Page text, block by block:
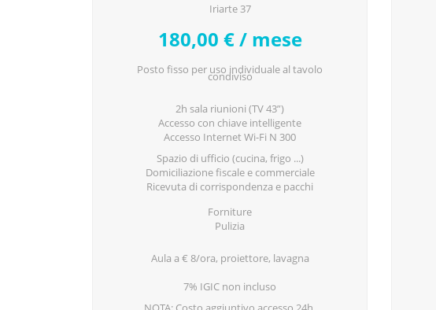
Iriarte 37
180,00 € / mese
Posto fisso per uso individuale al tavolo
condiviso
2h sala riunioni (TV 43”)
Accesso con chiave intelligente
Accesso Internet Wi-Fi N 300
Spazio di ufficio (cucina, frigo ...)
Domiciliazione fiscale e commerciale
Ricevuta di corrispondenza e pacchi
Forniture
Pulizia
Aula a € 8/ora, proiettore, lavagna
7% IGIC non incluso